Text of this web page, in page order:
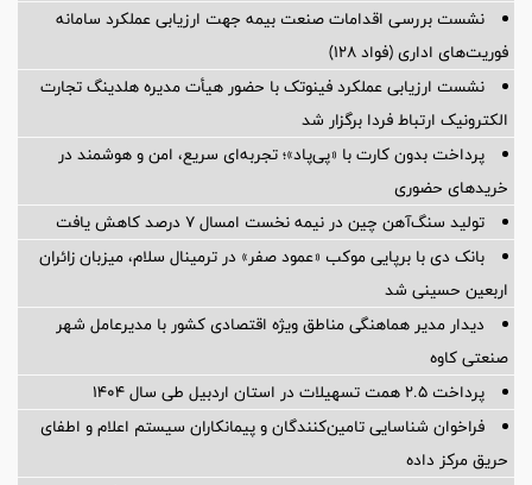
نشست بررسی اقدامات صنعت بیمه جهت ارزیابی عملکرد سامانه
فوریت‌های اداری (فواد ۱۲۸)
نشست ارزیابی عملکرد فینوتک با حضور هیأت‌ مدیره هلدینگ تجارت
الکترونیک ارتباط فردا برگزار شد
پرداخت بدون کارت با «پی‌پاد»؛ تجربه‌ای سریع، امن و هوشمند در
خریدهای حضوری
تولید سنگ‌آهن چین در نیمه نخست امسال ۷ درصد کاهش یافت
بانک دی با برپایی موکب «عمود صفر» در ترمینال سلام، میزبان زائران
اربعین حسینی شد
دیدار مدیر هماهنگی مناطق ویژه اقتصادی کشور با مدیرعامل شهر
صنعتی کاوه
پرداخت ۲.۵ همت تسهیلات در استان اردبیل طی سال ۱۴۰۴
فراخوان شناسایی تامین‌کنندگان و پیمانکاران سیستم اعلام و اطفای
حریق مرکز داده